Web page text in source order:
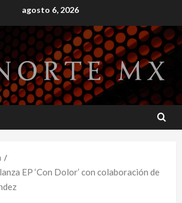
agosto 6, 2026
EP ‘Con Dolor’ con colaboración de